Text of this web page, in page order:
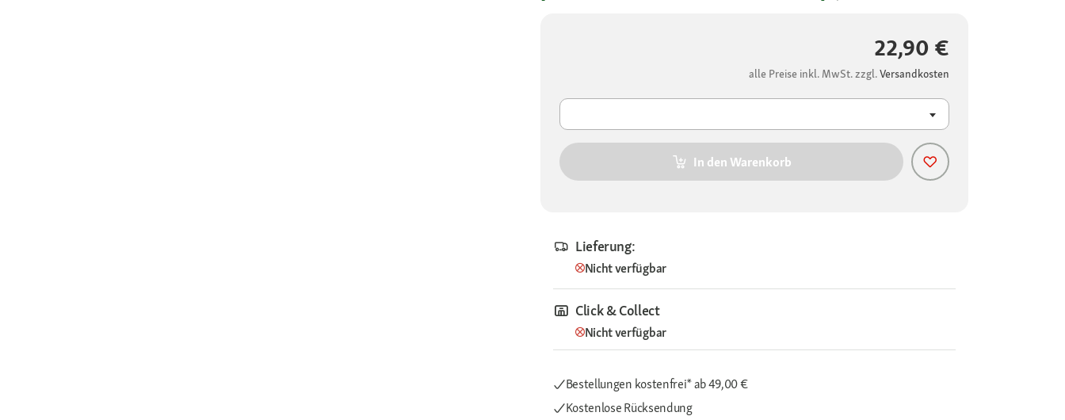
22,90 €
alle Preise inkl. MwSt. zzgl.Versandkosten
In den Warenkorb
Lieferung:
Nicht verfügbar
Click & Collect
Nicht verfügbar
Bestellungen kostenfrei*ab 49,00 €
Kostenlose Rücksendung